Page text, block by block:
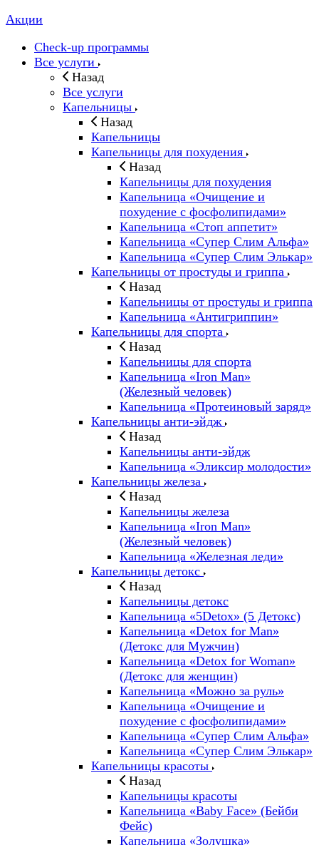
Акции
Check-up программы
Все услуги
Назад
Все услуги
Капельницы
Назад
Капельницы
Капельницы для похудения
Назад
Капельницы для похудения
Капельница «Очищение и
похудение с фосфолипидами»
Капельница «Стоп аппетит»
Капельница «Супер Слим Альфа»
Капельница «Супер Слим Элькар»
Капельницы от простуды и гриппа
Назад
Капельницы от простуды и гриппа
Капельница «Антигриппин»
Капельницы для спорта
Назад
Капельницы для спорта
Капельница «Iron Man»
(Железный человек)
Капельница «Протеиновый заряд»
Капельницы анти-эйдж
Назад
Капельницы анти-эйдж
Капельница «Эликсир молодости»
Капельницы железа
Назад
Капельницы железа
Капельница «Iron Man»
(Железный человек)
Капельница «Железная леди»
Капельницы детокс
Назад
Капельницы детокс
Капельница «5Detox» (5 Детокс)
Капельница «Detox for Man»
(Детокс для Мужчин)
Капельница «Detox for Woman»
(Детокс для женщин)
Капельница «Можно за руль»
Капельница «Очищение и
похудение с фосфолипидами»
Капельница «Супер Слим Альфа»
Капельница «Супер Слим Элькар»
Капельницы красоты
Назад
Капельницы красоты
Капельница «Baby Face» (Бейби
Фейс)
Капельница «Золушка»